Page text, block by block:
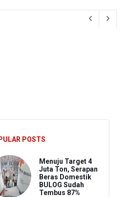
Kuantan Singingi Nonaktif
POSTS
Menuju Target 4
Juta Ton, Serapan
Beras Domestik
BULOG Sudah
Tembus 87%